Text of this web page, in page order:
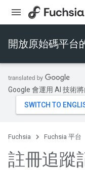
開放原始碼平台
Google 會運用 AI 技術
Fuchsia Fuchsia 平台
註冊追蹤